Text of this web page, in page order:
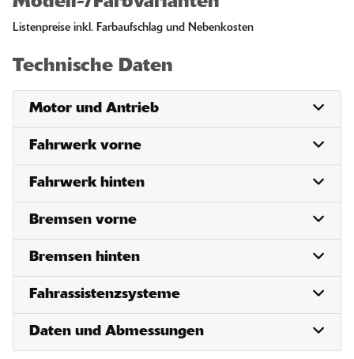
Listenpreise inkl. Farbaufschlag und Nebenkosten
Technische Daten
Motor und Antrieb
Fahrwerk vorne
Fahrwerk hinten
Bremsen vorne
Bremsen hinten
Fahrassistenzsysteme
Daten und Abmessungen